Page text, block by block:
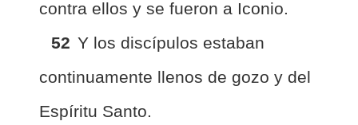
contra ellos y se fueron a Iconio.
52 Y los discípulos estaban
continuamente llenos de gozo y del
Espíritu Santo.